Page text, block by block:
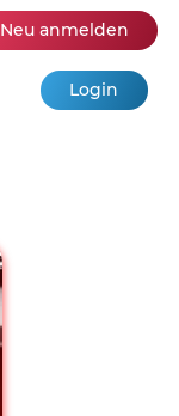
Neu anmelden
Login